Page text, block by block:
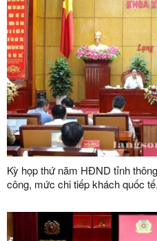
Kỳ họp thứ năm HĐND tỉnh
công, mức chi tiếp khách quốc